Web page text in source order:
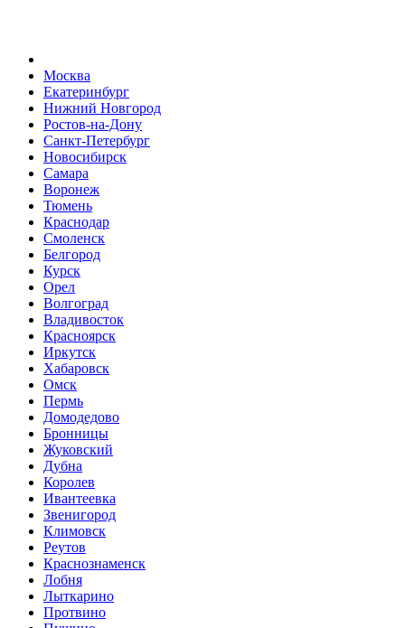
Москва
Екатеринбург
Нижний Новгород
Ростов-на-Дону
Санкт-Петербург
Новосибирск
Самара
Воронеж
Тюмень
Краснодар
Смоленск
Белгород
Курск
Орел
Волгоград
Владивосток
Красноярск
Иркутск
Хабаровск
Омск
Пермь
Домодедово
Бронницы
Жуковский
Дубна
Королев
Ивантеевка
Звенигород
Климовск
Реутов
Краснознаменск
Лобня
Лыткарино
Протвино